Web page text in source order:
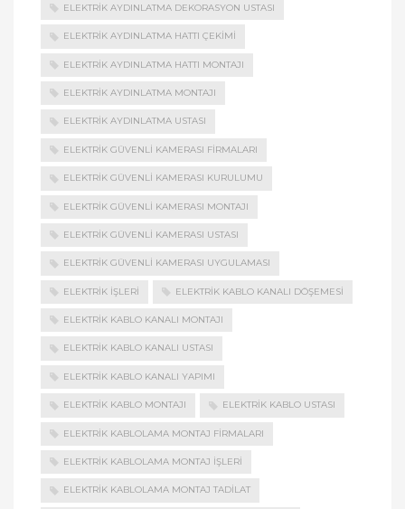
ELEKTRIK AYDINLATMA DEKORASYON USTASI
ELEKTRIK AYDINLATMA HATTI ÇEKIMI
ELEKTRIK AYDINLATMA HATTI MONTAJI
ELEKTRIK AYDINLATMA MONTAJI
ELEKTRIK AYDINLATMA USTASI
ELEKTRIK GÜVENLI KAMERASI FIRMALARI
ELEKTRIK GÜVENLI KAMERASI KURULUMU
ELEKTRIK GÜVENLI KAMERASI MONTAJI
ELEKTRIK GÜVENLI KAMERASI USTASI
ELEKTRIK GÜVENLI KAMERASI UYGULAMASI
ELEKTRIK İŞLERI ELEKTRIK KABLO KANALI DÖŞEMESI
ELEKTRIK KABLO KANALI MONTAJI
ELEKTRIK KABLO KANALI USTASI
ELEKTRIK KABLO KANALI YAPIMI
ELEKTRIK KABLO MONTAJI ELEKTRIK KABLO USTASI
ELEKTRIK KABLOLAMA MONTAJ FIRMALARI
ELEKTRIK KABLOLAMA MONTAJ İŞLERI
ELEKTRIK KABLOLAMA MONTAJ TADILAT